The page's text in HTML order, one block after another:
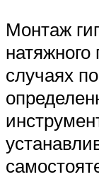
Монтаж
натяжного
случаях